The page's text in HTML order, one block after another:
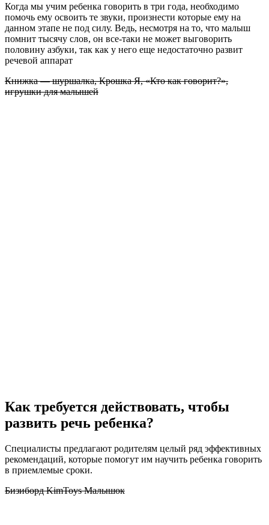
Когда мы учим ребенка говорить в три года, необходимо
помочь ему освоить те звуки, произнести которые ему на
данном этапе не под силу. Ведь, несмотря на то, что малыш
помнит тысячу слов, он все-таки не может выговорить
половину азбуки, так как у него еще недостаточно развит
речевой аппарат
Книжка — шуршалка, Крошка Я, «Кто как говорит?»,
игрушки для малышей
Как требуется действовать, чтобы
развить речь ребенка?
Специалисты предлагают родителям целый ряд эффективных
рекомендаций, которые помогут им научить ребенка говорить
в приемлемые сроки.
Бизиборд KimToys Малышок